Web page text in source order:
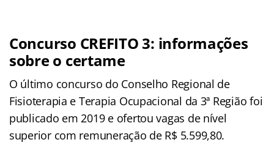
Concurso CREFITO 3: informações
sobre o certame
O último concurso do Conselho Regional de
Fisioterapia e Terapia Ocupacional da 3ª Região foi
publicado em 2019 e ofertou vagas de nível
superior com remuneração de R$ 5.599,80.